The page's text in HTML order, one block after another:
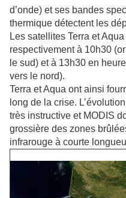
d’onde) et ses bandes
thermique détectent les
Les satellites Terra et
respectivement à 10h30
le sud) et à 13h30 en
vers le nord).
Terra et Aqua ont ainsi
long de la crise.
très instructive et MODIS
grossière des zones
infrarouge à courte